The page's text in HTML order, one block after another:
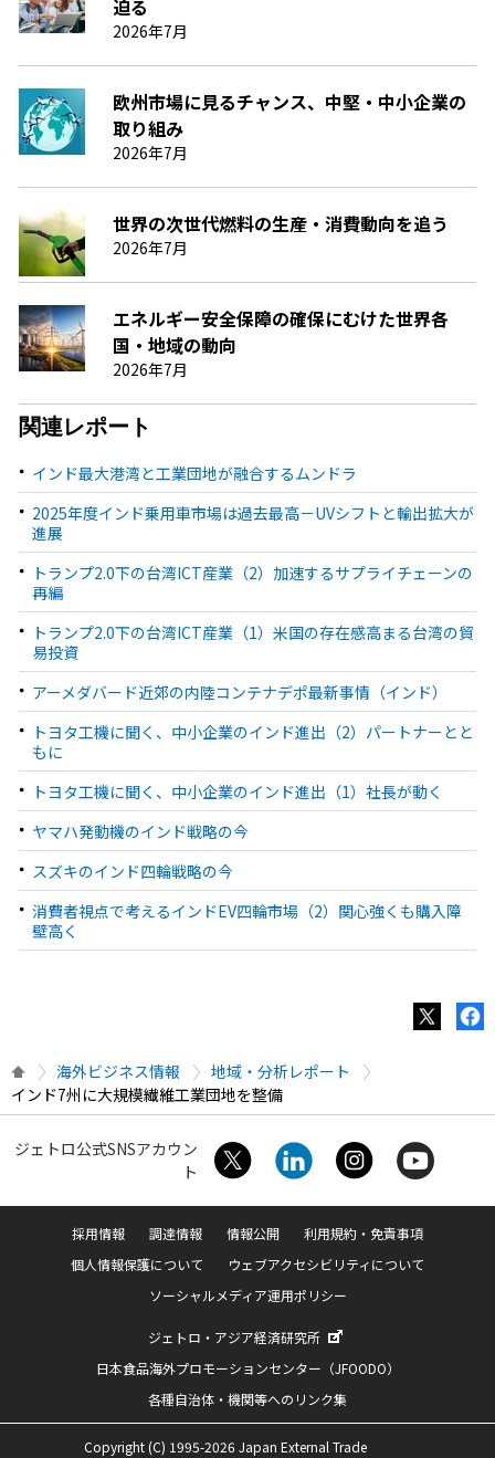
迫る
2026年7月
欧州市場に見るチャンス、中堅・中小企業の
取り組み
2026年7月
世界の次世代燃料の生産・消費動向を追う
2026年7月
エネルギー安全保障の確保にむけた世界各
国・地域の動向
2026年7月
関連レポート
インド最大港湾と工業団地が融合するムンドラ
2025年度インド乗用車市場は過去最高－UVシフトと輸出拡大が
進展
トランプ2.0下の台湾ICT産業（2）加速するサプライチェーンの
再編
トランプ2.0下の台湾ICT産業（1）米国の存在感高まる台湾の貿
易投資
アーメダバード近郊の内陸コンテナデポ最新事情（インド）
トヨタ工機に聞く、中小企業のインド進出（2）パートナーとと
もに
トヨタ工機に聞く、中小企業のインド進出（1）社長が動く
ヤマハ発動機のインド戦略の今
スズキのインド四輪戦略の今
消費者視点で考えるインドEV四輪市場（2）関心強くも購入障
壁高く
海外ビジネス情報
地域・分析レポート
インド7州に大規模繊維工業団地を整備
ジェトロ公式SNSアカウン
ト
採用情報 調達情報 情報公開
利用規約・免責事項
個人情報保護について
ウェブアクセシビリティについて
ソーシャルメディア運用ポリシー
ジェトロ・アジア経済研究所
日本食品海外プロモーションセンター（JFOODO）
各種自治体・機関等へのリンク集
Copyright (C) 1995-2026 Japan External Trade